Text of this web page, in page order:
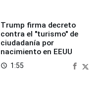
Trump firma decreto
contra el "turismo" de
ciudadanía por
nacimiento en EEUU
access_time 1:55